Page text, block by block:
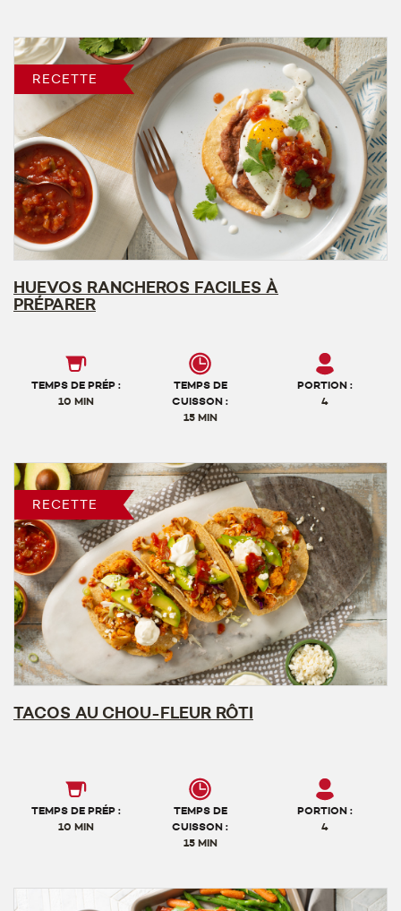
RECETTE
HUEVOS RANCHEROS FACILES À
PRÉPARER
TEMPS DE PRÉP :
10 MIN
TEMPS DE
CUISSON :
15 MIN
PORTION :
4
RECETTE
TACOS AU CHOU-FLEUR RÔTI
TEMPS DE PRÉP :
10 MIN
TEMPS DE
CUISSON :
15 MIN
PORTION :
4